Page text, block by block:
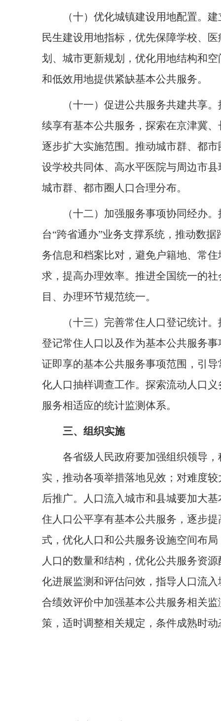
（十）优化城镇建设用地配置。
民生建设用地指标，优先保障学校、
划、城市更新规划，优化用地结构和
和低效用地提供紧缺基本公共服务。
（十一）促进公共服务共建共享
续享有基本公共服务，探索在京津冀
逐步扩大实施范围。推动城市群、都
设学校共同体、高水平医院与周边市
城市群、都市圈人口合理分布。
（十二）加强服务事项协同经办
台“跨省通办”业务支撑系统，推动数
务信息和档案比对，避免户籍地、常
求，提高办理效率。推进全国统一的
目、办理环节规范统一。
（十三）完善常住人口登记统计
登记常住人口以及作为基本公共服务
证即享的基本公共服务事项范围，引
化人口抽样调查工作。探索流动人口
服务相适应的统计监测体系。
三、组织实施
各省级人民政府要加强组织领导
实，推动各项举措落地见效；对难度
后推广。人口流入城市和县城要加大
住人口公平享有基本公共服务，逐步
式，优化人口和公共服务设施空间布
人口的数量和结构，优化公共服务资
化进展监测和评估问效，指导人口流
合绩效评价中加强基本公共服务相关
策，适时调整相关规定，条件成熟时